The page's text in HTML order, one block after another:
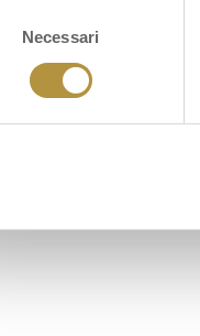
Necessari